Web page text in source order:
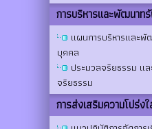
การบริหารและพัฒนาท
แผนการบริหารและพั
บุคคล
ประมวลจริยธรรม แ
จริยธรรม
การส่งเสริมความโปร่ง